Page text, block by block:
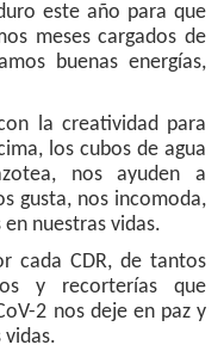
este año para que
meses cargados de
buenas energías,
la creatividad para
los cubos de agua
nos ayuden a
gusta, nos incomoda,
nuestras vidas.
cada CDR, de tantos
y recorterías que
2 nos deje en paz y